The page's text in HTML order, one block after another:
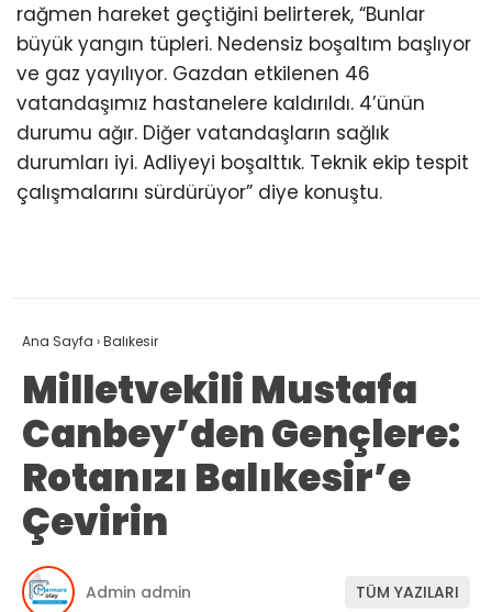
rağmen hareket geçtiğini belirterek, “Bunlar
büyük yangın tüpleri. Nedensiz boşaltım başlıyor
ve gaz yayılıyor. Gazdan etkilenen 46
vatandaşımız hastanelere kaldırıldı. 4’ünün
durumu ağır. Diğer vatandaşların sağlık
durumları iyi. Adliyeyi boşalttık. Teknik ekip tespit
çalışmalarını sürdürüyor” diye konuştu.
Ana Sayfa ›Balıkesir
Milletvekili Mustafa
Canbey’den Gençlere:
Rotanızı Balıkesir’e
Çevirin
Admin admin TÜM YAZILARI